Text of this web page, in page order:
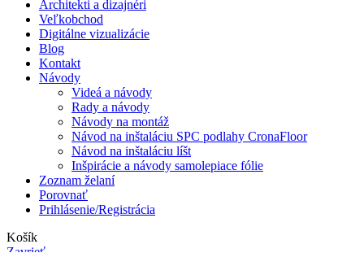
Architekti a dizajnéri
Veľkobchod
Digitálne vizualizácie
Blog
Kontakt
Návody
Videá a návody
Rady a návody
Návody na montáž
Návod na inštaláciu SPC podlahy CronaFloor
Návod na inštaláciu líšt
Inšpirácie a návody samolepiace fólie
Zoznam želaní
Porovnať
Prihlásenie/Registrácia
Košík
Zavrieť